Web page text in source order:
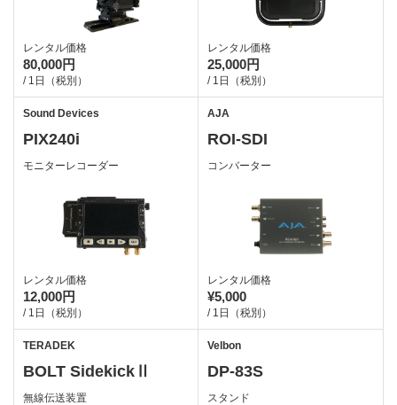
レンタル価格
80,000円
/ 1日（税別）
レンタル価格
25,000円
/ 1日（税別）
Sound Devices
PIX240i
モニターレコーダー
レンタル価格
12,000円
/ 1日（税別）
AJA
ROI-SDI
コンバーター
レンタル価格
¥5,000
/ 1日（税別）
TERADEK
BOLT SidekickⅡ
無線伝送装置
Velbon
DP-83S
スタンド